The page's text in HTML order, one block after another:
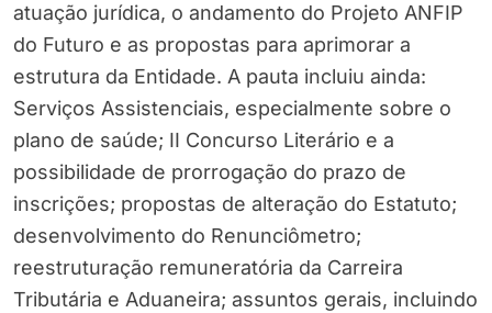
atuação jurídica, o andamento do Projeto ANFIP
do Futuro e as propostas para aprimorar a
estrutura da Entidade. A pauta incluiu ainda:
Serviços Assistenciais, especialmente sobre o
plano de saúde; II Concurso Literário e a
possibilidade de prorrogação do prazo de
inscrições; propostas de alteração do Estatuto;
desenvolvimento do Renunciômetro;
reestruturação remuneratória da Carreira
Tributária e Aduaneira; assuntos gerais, incluindo